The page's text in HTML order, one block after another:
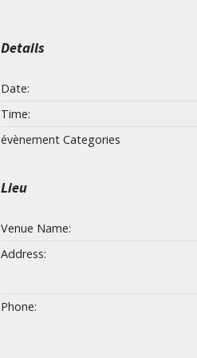
Details
Date:
Time:
évènement Categories
Lieu
Venue Name:
Address:
Phone: